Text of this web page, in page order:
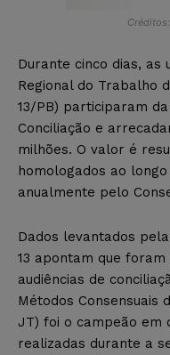
Durante cinco dias, as
Regional do Trabalho
13/PB) participaram
Conciliação e
milhões. O valor é
homologados ao
anualmente pelo
Dados levantados
13 apontam que
audiências de
Métodos Consensuais
JT) foi o campeão em
realizadas durante a